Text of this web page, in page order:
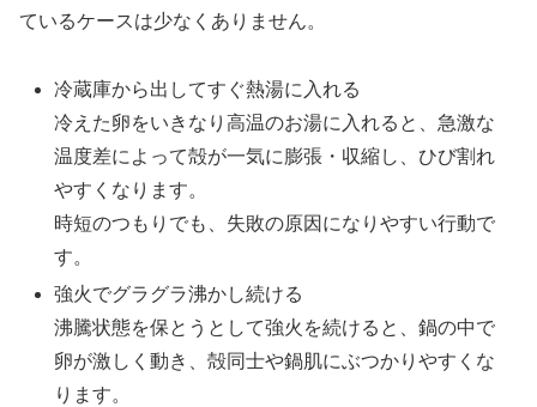
ているケースは少なくありません。
冷蔵庫から出してすぐ熱湯に入れる
冷えた卵をいきなり高温のお湯に入れると、急激な
温度差によって殻が一気に膨張・収縮し、ひび割れ
やすくなります。
時短のつもりでも、失敗の原因になりやすい行動で
す。
強火でグラグラ沸かし続ける
沸騰状態を保とうとして強火を続けると、鍋の中で
卵が激しく動き、殻同士や鍋肌にぶつかりやすくな
ります。